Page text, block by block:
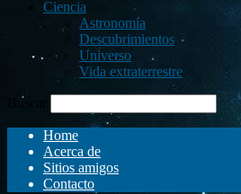
Ciencia
Astronomía
Descubrimientos
Universo
Vida extraterrestre
Buscar
Home
Acerca de
Sitios amigos
Contacto